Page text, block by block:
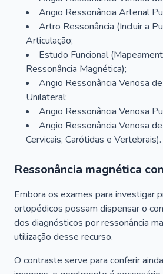
Angio Ressonância Arterial
Artro Ressonância (Incluir a
Articulação;
Estudo Funcional
Ressonância Magnética);
Angio Ressonância Venosa
Unilateral;
Angio Ressonância Venosa
Angio Ressonância Venosa
Cervicais, Carótidas e Vertebrais).
Ressonância magnética
Embora os exames para investigar
ortopédicos possam dispensar o
dos diagnósticos por ressonância
utilização desse recurso.
O contraste serve para conferir